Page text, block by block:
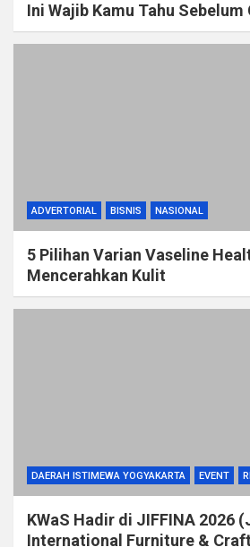
Ini Wajib Kamu Tahu Sebelum
ADVERTORIAL BISNIS NASIONAL
5 Pilihan Varian Vaseline
Mencerahkan Kulit
DAERAH ISTIMEWA YOGYAKARTA EVENT
KWaS Hadir di JIFFINA 2026
International Furniture &